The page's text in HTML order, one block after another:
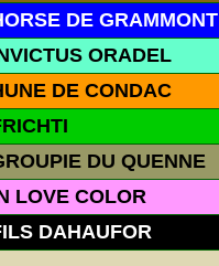
DE GRAMMONT
ORADEL
DE CONDAC
DU QUENNE
LOVE COLOR
DAHAUFOR